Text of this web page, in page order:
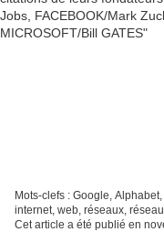
Mots-clefs : Google,
internet, web, réseaux,
Cet article a été publié en